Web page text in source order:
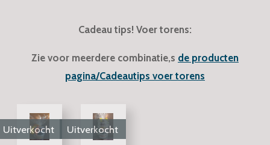
Cadeau tips! Voer torens:
Zie voor meerdere combinatie,s de producten
pagina/Cadeautips voer torens
Uitverkocht Uitverkocht